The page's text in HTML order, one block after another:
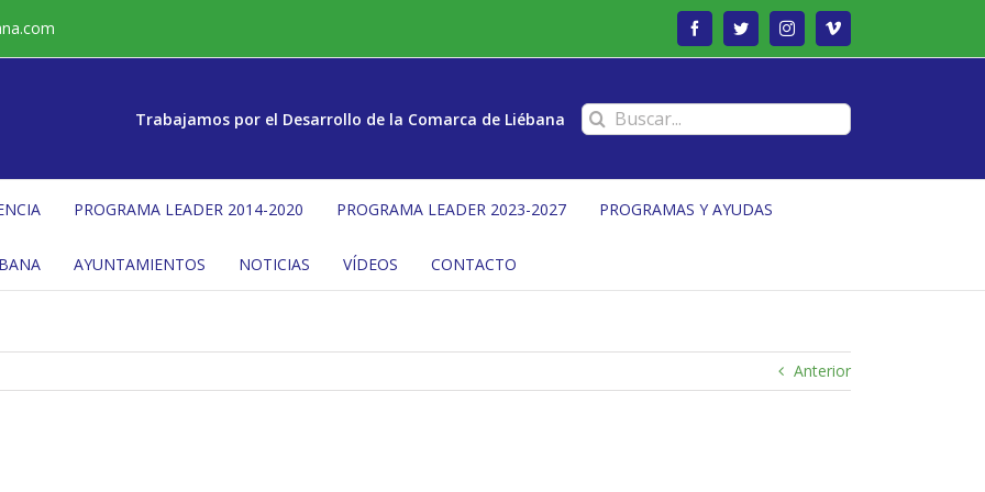
FacebookTwitterInstagramVimeo
Trabajamos por el Desarrollo de la Comarca de Liébana Buscar:
PROGRAMA LEADER 2014-2020 PROGRAMA LEADER 2023-2027 PROGRAMAS Y AYUDAS
AYUNTAMIENTOS NOTICIAS VÍDEOS CONTACTO
Anterior